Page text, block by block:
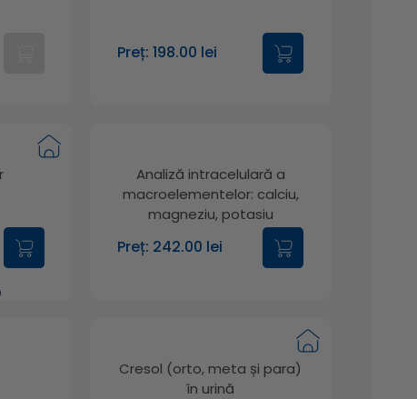
Preț: 198.00 lei
Analiză intracelulară a
macroelementelor: calciu,
magneziu, potasiu
Preț: 242.00 lei
Cresol (orto, meta și para)
în urină